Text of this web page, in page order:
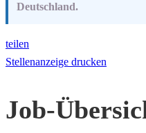
Deutschland.
teilen
Stellenanzeige drucken
Job-